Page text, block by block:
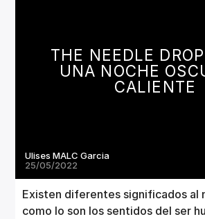
ARTISTA
Invencible Radio
THE NEEDLE
UNA NOCHE
CALIENTE
Ulises MALC Garcia
25/05/2022
Existen diferentes significados al
como lo son los sentidos del ser